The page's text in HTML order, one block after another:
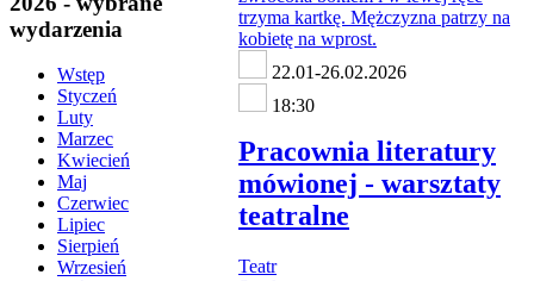
wydarzenia
Wstęp
Styczeń
Luty
Marzec
Kwiecień
Maj
Czerwiec
Lipiec
Sierpień
Wrzesień
22.01-26.02.2026
18:30
Pracownia literatury
mówionej - warsztaty
teatralne
Teatr